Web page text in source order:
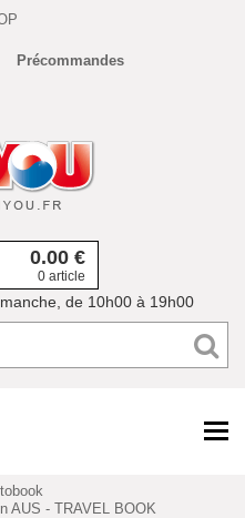
Précommandes
0.00 €
0 article
de 10h00 à 19h00
AUS - TRAVEL BOOK